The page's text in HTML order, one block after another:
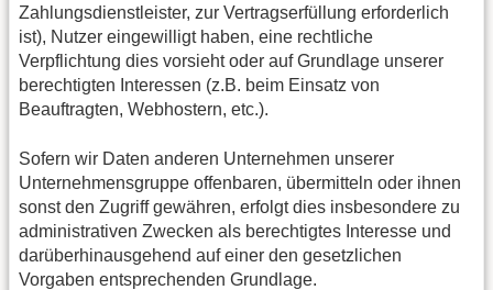
Zahlungsdienstleister, zur Vertragserfüllung erforderlich
ist), Nutzer eingewilligt haben, eine rechtliche
Verpflichtung dies vorsieht oder auf Grundlage unserer
berechtigten Interessen (z.B. beim Einsatz von
Beauftragten, Webhostern, etc.).
Sofern wir Daten anderen Unternehmen unserer
Unternehmensgruppe offenbaren, übermitteln oder ihnen
sonst den Zugriff gewähren, erfolgt dies insbesondere zu
administrativen Zwecken als berechtigtes Interesse und
darüberhinausgehend auf einer den gesetzlichen
Vorgaben entsprechenden Grundlage.